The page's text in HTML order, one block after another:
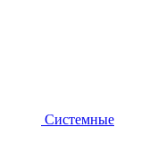
Системные